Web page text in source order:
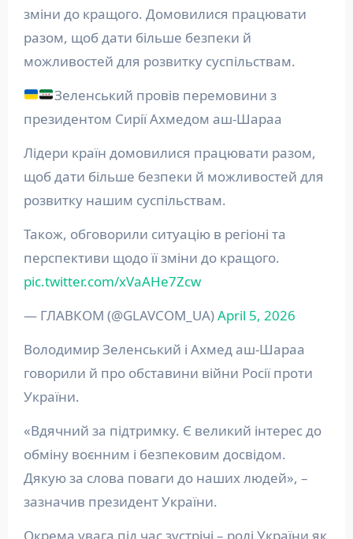
зміни до кращого. Домовилися працювати
разом, щоб дати більше безпеки й
можливостей для розвитку суспільствам.
Зеленський провів перемовини з
президентом Сирії Ахмедом аш-Шараа
Лідери країн домовилися працювати разом,
щоб дати більше безпеки й можливостей для
розвитку нашим суспільствам.
Також, обговорили ситуацію в регіоні та
перспективи щодо її зміни до кращого.
pic.twitter.com/xVaAHe7Zcw
— ГЛАВКОМ (@GLAVCOM_UA)April 5, 2026
Володимир Зеленський і Ахмед аш-Шараа
говорили й про обставини війни Росії проти
України.
«Вдячний за підтримку. Є великий інтерес до
обміну воєнним і безпековим досвідом.
Дякую за слова поваги до наших людей», –
зазначив президент України.
Окрема увага під час зустрічі – ролі України як